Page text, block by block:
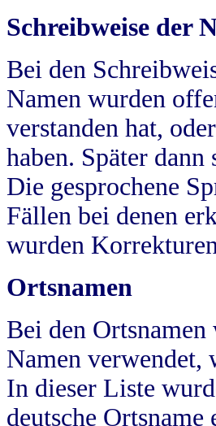
Schreibweise der
Bei den
Namen wurden
verstanden hat,
haben. Später
Die gesprochene
Fällen bei denen
wurden
Ortsnamen
Bei den
Namen verwendet,
In dieser Liste
deutsche Ortsname